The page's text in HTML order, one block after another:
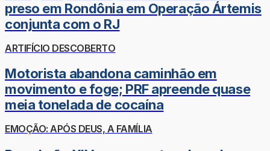
preso em Rondônia em Operação Ártemis
conjunta com o RJ
ARTIFÍCIO DESCOBERTO
Motorista abandona caminhão em
movimento e foge; PRF apreende quase
meia tonelada de cocaína
EMOÇÃO: APÓS DEUS, A FAMÍLIA